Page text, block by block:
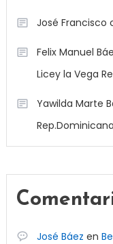
José
Felix Manuel
Licey la Vega
Yawilda Marte
Rep.Dominicana
José Báez en